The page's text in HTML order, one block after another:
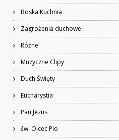
Boska Kuchnia
Zagrożenia duchowe
Różne
Muzyczne Clipy
Duch Święty
Eucharystia
Pan Jezus
św. Ojcec Pio